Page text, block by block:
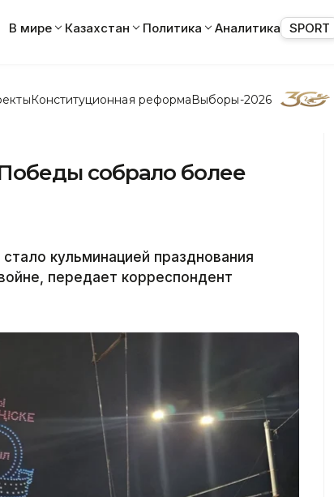
В мире Казахстан Политика Аналитика SPORT
Конституционная реформаВыборы-2026
собрало более
кульминацией празднования
передает корреспондент